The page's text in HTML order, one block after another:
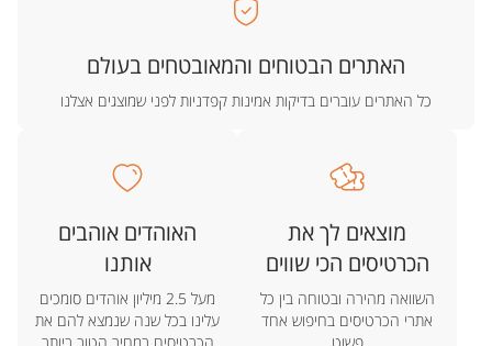
האתרים הבטוחים והמאובטחים בעולם
כל האתרים עוברים בדיקות אמינות קפדניות לפני שמוצגים אצלנו
מוצאים לך את
הכרטיסים הכי שווים
השוואה מהירה ובטוחה בין כל
אתרי הכרטיסים בחיפוש אחד
האוהדים אוהבים
אותנו
מעל 2.5 מיליון אוהדים סומכים
עלינו בכל שנה שנמצא להם את